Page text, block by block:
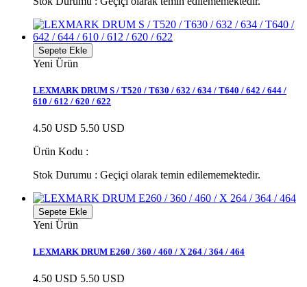
Sepete Ekle
Yeni Ürün
LEXMARK DRUM S / T520 / T630 / 632 / 634 / T640 / 642 / 644 /
610 / 612 / 620 / 622
4.50 USD 5.50 USD
Ürün Kodu :
Stok Durumu : Geçiçi olarak temin edilememektedir.
Sepete Ekle
Yeni Ürün
LEXMARK DRUM E260 / 360 / 460 / X 264 / 364 / 464
4.50 USD 5.50 USD